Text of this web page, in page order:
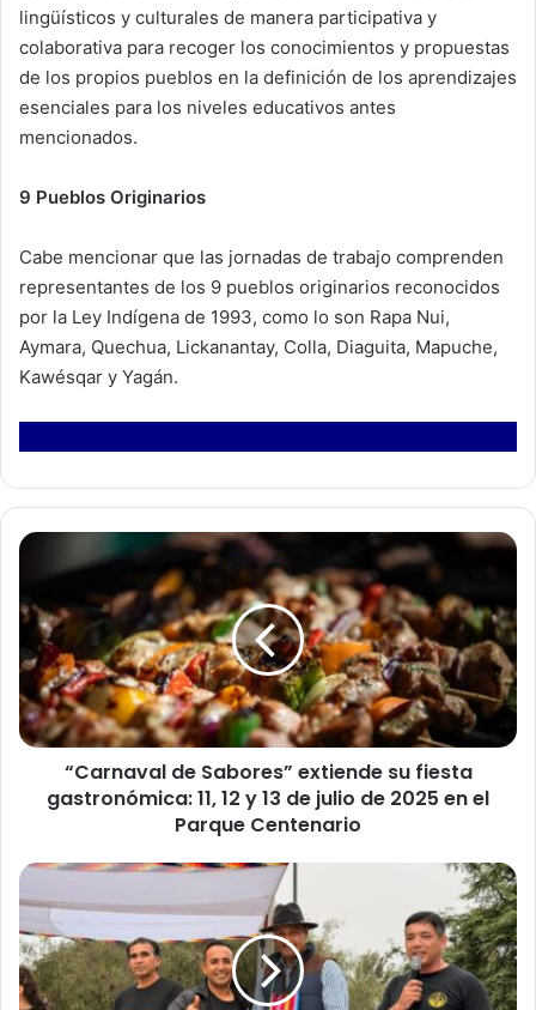
lingüísticos y culturales de manera participativa y
colaborativa para recoger los conocimientos y propuestas
de los propios pueblos en la definición de los aprendizajes
esenciales para los niveles educativos antes
mencionados.
9 Pueblos Originarios
Cabe mencionar que las jornadas de trabajo comprenden
representantes de los 9 pueblos originarios reconocidos
por la Ley Indígena de 1993, como lo son Rapa Nui,
Aymara, Quechua, Lickanantay, Colla, Diaguita, Mapuche,
Kawésqar y Yagán.
“
r
a
v
a
l
b
o
e
s
”
“Carnaval de Sabores” extiende su fiesta
gastronómica: 11, 12 y 13 de julio de 2025 en el
Parque Centenario
K
a
m
a
q
k